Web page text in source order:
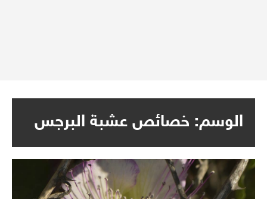
الوسم: خصائص عشبة البرجس